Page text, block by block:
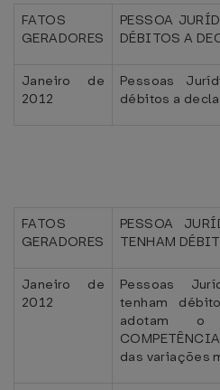
FATOS
GERADORES
PESSOA
DÉBITOS A
Janeiro de
2012
Pessoas
débitos a
FATOS
GERADORES
PESSOA
TENHAM
Janeiro de
2012
Pessoas
tenham
adotam o
das variações